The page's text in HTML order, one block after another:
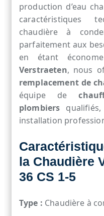
production d’eau
caractéristiques
chaudière à
parfaitement aux
en étant
Verstraeten, nous
remplacement de
équipe de
plombiers
installation
la Chaudière
36 CS 1-5
Type : Chaudière à